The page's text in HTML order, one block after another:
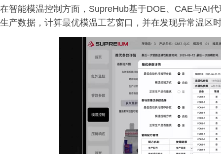
在智能模温控制方面，SupreHub基于DOE、CAE与AI
生产数据，计算最优模温工艺窗口，并在发现异常温区